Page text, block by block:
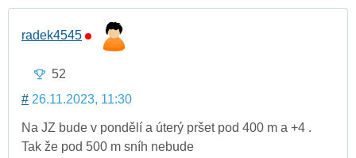
radek4545
52
# 26.11.2023, 11:30
Na JZ bude v pondělí a úterý pršet pod 400 m a +4 .
Tak že pod 500 m sníh nebude